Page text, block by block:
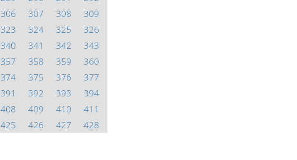
306 307 308
309
323 324 325
326
340 341 342
343
357 358 359
360
374 375 376
377
391 392 393
394
408 409 410
411
425 426 427
428